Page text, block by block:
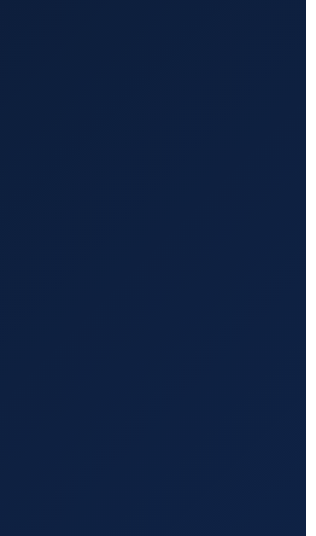
Airport?
Aero Helinorte Airport?